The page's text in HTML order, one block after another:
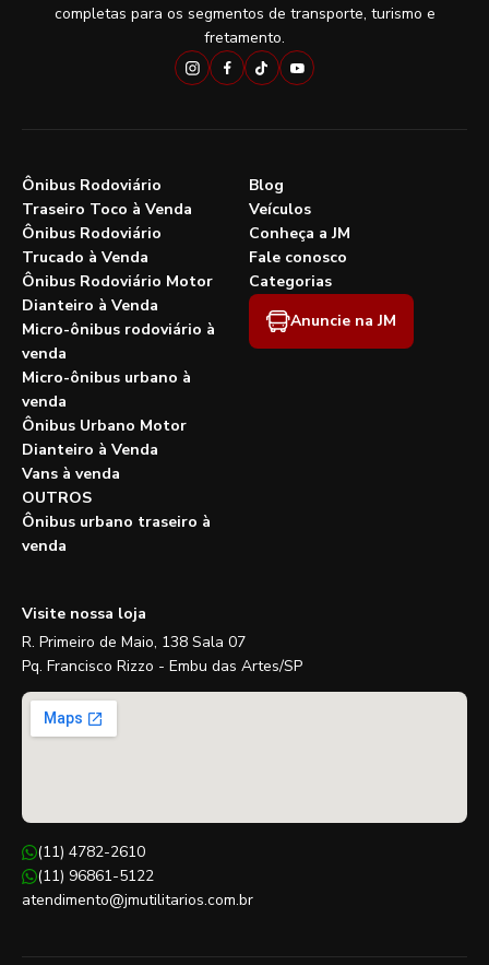
completas para os segmentos de transporte, turismo e
fretamento.
Ônibus Rodoviário
Traseiro Toco à Venda
Ônibus Rodoviário
Trucado à Venda
Ônibus Rodoviário Motor
Dianteiro à Venda
Micro-ônibus rodoviário à
venda
Micro-ônibus urbano à
venda
Ônibus Urbano Motor
Dianteiro à Venda
Vans à venda
OUTROS
Ônibus urbano traseiro à
venda
Blog
Veículos
Conheça a JM
Fale conosco
Categorias
Anuncie na JM
Visite nossa loja
R. Primeiro de Maio, 138 Sala 07
Pq. Francisco Rizzo - Embu das Artes/SP
(11) 4782-2610
(11) 96861-5122
atendimento@jmutilitarios.com.br